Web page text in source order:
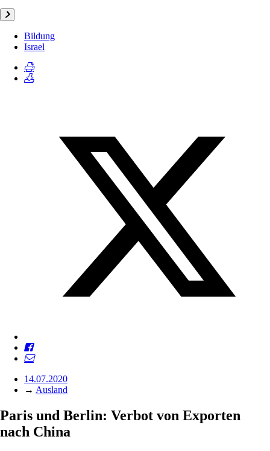
Bildung
Israel
14.07.2020
→ Ausland
Paris und Berlin: Verbot von Exporten
nach China